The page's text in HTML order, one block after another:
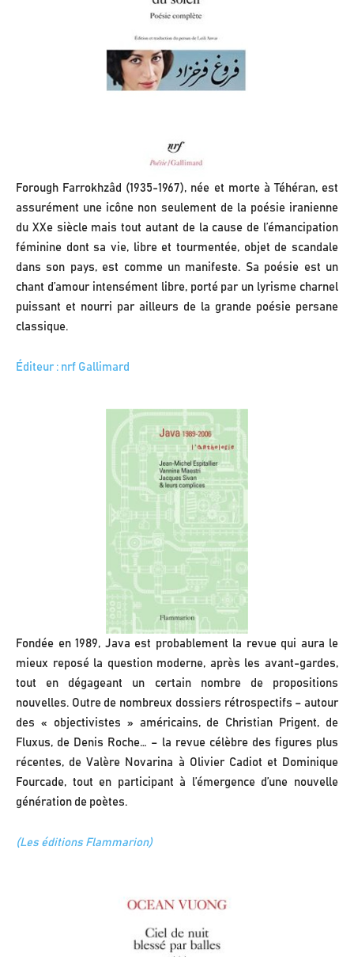
Forough Farrokhzâd (1935-1967), née et morte à Téhéran, est
assurément une icône non seulement de la poésie iranienne
du XXe siècle mais tout autant de la cause de l’émancipation
féminine dont sa vie, libre et tourmentée, objet de scandale
dans son pays, est comme un manifeste. Sa poésie est un
chant d’amour intensément libre, porté par un lyrisme charnel
puissant et nourri par ailleurs de la grande poésie persane
classique.
Éditeur : nrf Gallimard
Fondée en 1989, Java est probablement la revue qui aura le
mieux reposé la question moderne, après les avant-gardes,
tout en dégageant un certain nombre de propositions
nouvelles. Outre de nombreux dossiers rétrospectifs – autour
des « objectivistes » américains, de Christian Prigent, de
Fluxus, de Denis Roche… – la revue célèbre des figures plus
récentes, de Valère Novarina à Olivier Cadiot et Dominique
Fourcade, tout en participant à l’émergence d’une nouvelle
génération de poètes.
(Les éditions Flammarion)